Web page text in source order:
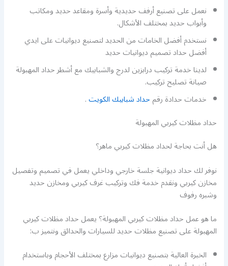
نعمل على تصنيع أرفف حديدية وأسرة ومقاعد حديد ومكاتب
وأبواب حديد بمختلف الأشكال.
نستخدم أفضل الخامات من الحديد لتصنيع ديوانيات على ايدي
أفضل حداد تصميم ديوانيات حديد
لدينا خدمة تركيب درابزين لدرج والشبابيك مع أشطر حداد المهبولة
صيانة تصليح تركيب.
خدمات حدادة رقمحداد شبابيك الكويت.
حداد مظلات كيربي المهبولة
هل أنت بحاجة لحداد مظلات كيربي ماهر؟
نوفر لك حداد ديوانية جلسة خارجي وداخلي يعمل في تصميم وتفصيل
مخازن كيربي ونقدم خدمة فك وتركيب غرف كيربي ومخازن حديد
وشبره رفوف
ما هو عمل حداد مظلات كيربي المهبولة؟ يعمل حداد مظلات كيربي
المهبولة على تصنيع مظلات حديد للسيارات والحدائق ونتميز ب:
الخبرة العالية بتصنيع ديوانيات مزارع بمختلف الأحجام وباستخدام